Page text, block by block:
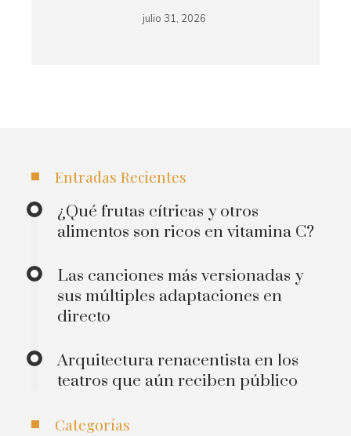
julio 31, 2026
Entradas Recientes
¿Qué frutas cítricas y otros
alimentos son ricos en vitamina C?
Las canciones más versionadas y
sus múltiples adaptaciones en
directo
Arquitectura renacentista en los
teatros que aún reciben público
Categorías